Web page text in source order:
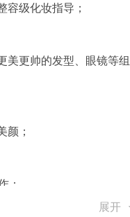
级化妆指导；
美更帅的发型、眼镜等组
颜；
；
展开